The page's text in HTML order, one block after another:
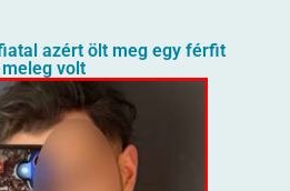
azért ölt meg egy férfit
volt